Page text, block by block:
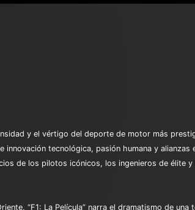
y el vértigo del deporte de motor más
tecnológica, pasión humana y
de los pilotos icónicos, los ingenieros de élite
“F1: La Película” narra el dramatismo de